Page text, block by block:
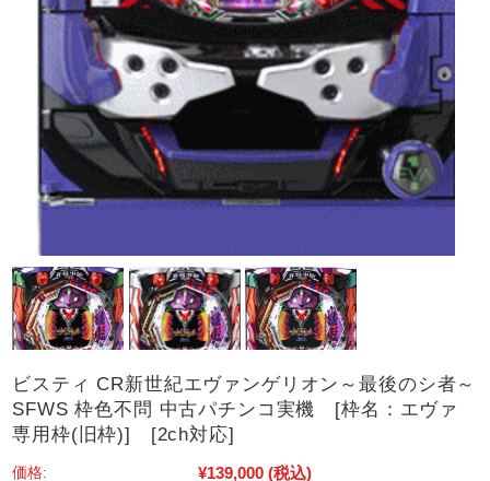
ビスティ CR新世紀エヴァンゲリオン～最後のシ者～
SFWS 枠色不問 中古パチンコ実機 [枠名：エヴァ
専用枠(旧枠)] [2ch対応]
価格: ¥139,000 (税込)